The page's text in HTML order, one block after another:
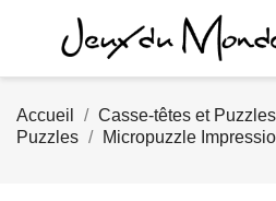
Accueil Casse-têtes et Puzzles
Puzzles
Micropuzzle